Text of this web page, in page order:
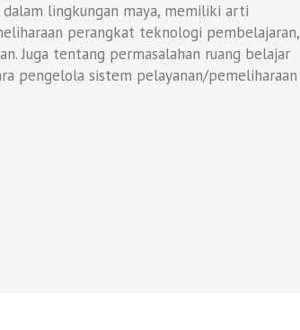
lingkungan maya, memiliki arti
perangkat teknologi pembelajaran,
Juga tentang permasalahan ruang belajar
pengelola sistem pelayanan/pemeliharaan